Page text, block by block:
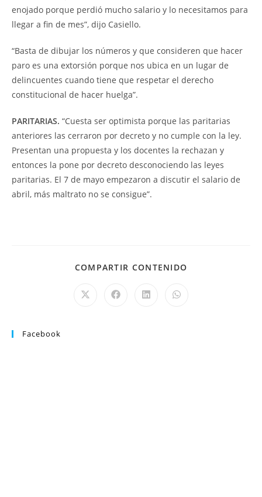
enojado porque perdió mucho salario y lo necesitamos para
llegar a fin de mes”, dijo Casiello.
“Basta de dibujar los números y que consideren que hacer
paro es una extorsión porque nos ubica en un lugar de
delincuentes cuando tiene que respetar el derecho
constitucional de hacer huelga”.
PARITARIAS. “Cuesta ser optimista porque las paritarias
anteriores las cerraron por decreto y no cumple con la ley.
Presentan una propuesta y los docentes la rechazan y
entonces la pone por decreto desconociendo las leyes
paritarias. El 7 de mayo empezaron a discutir el salario de
abril, más maltrato no se consigue”.
COMPARTIR CONTENIDO
Facebook